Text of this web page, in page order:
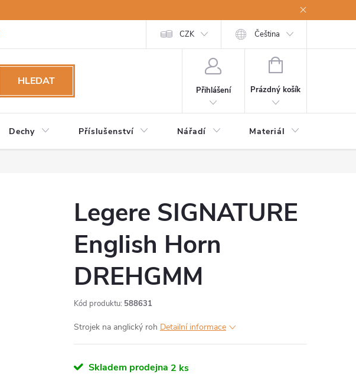
Odstoupení od kupní smlouvy
CZK Čeština
HLEDAT
Přihlášení
NÁKUPNÍ
Prázdný košík
Dechy Příslušenství Nářadí Materiál
Legere SIGNATURE
English Horn
DREHGMM
Kód produktu: 588631
Strojek na anglický roh Detailní informace
Skladem prodejna 2 ks